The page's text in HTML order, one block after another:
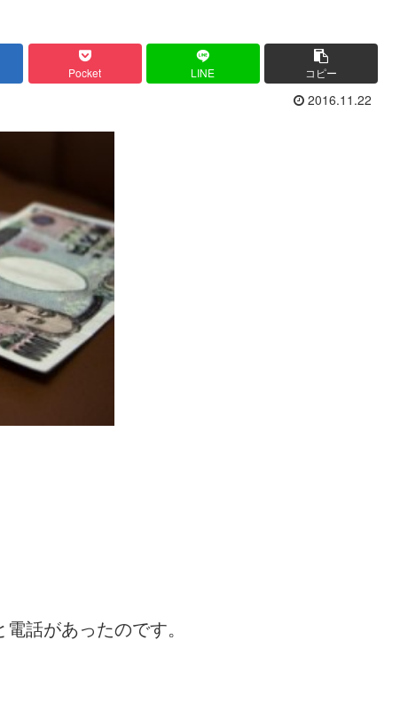
Pocket LINE コピー
2016.11.22
話があったのです。